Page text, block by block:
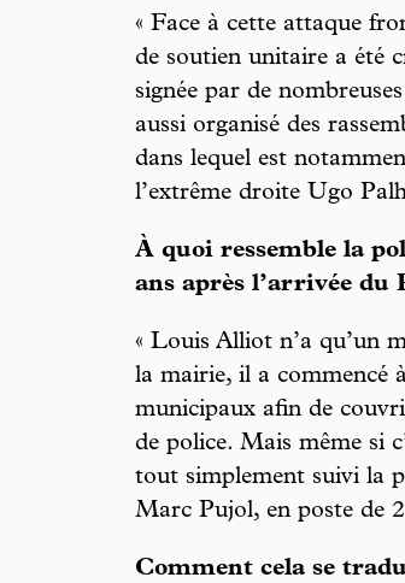
« Face à cette attaque
de soutien unitaire a été
signée par de
aussi organisé des
dans lequel est
l’extrême droite Ugo
À quoi ressemble la
ans après l’arrivée du
« Louis Alliot n’a qu’un
la mairie, il a commencé
municipaux afin de
de police. Mais même si
tout simplement suivi la
Marc Pujol, en poste de
Comment cela se